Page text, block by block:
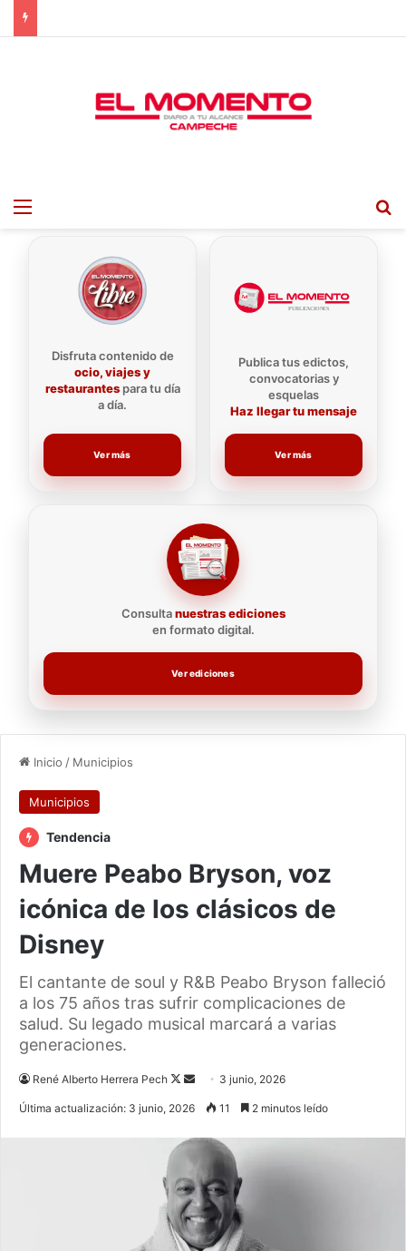
Menu
Disfruta contenido de
ocio, viajes y
restaurantespara tu día
a día.
Ver más
Consultanuestras ediciones
en formato digital.
Ver ediciones
Publica tus edictos,
convocatorias y
esquelas
Haz llegar tu mensaje
Ver más
Inicio / Municipios
Municipios
Tendencia
Muere Peabo Bryson, voz
icónica de los clásicos de
Disney
El cantante de soul y R&B Peabo Bryson falleció
a los 75 años tras sufrir complicaciones de
salud. Su legado musical marcará a varias
generaciones.
René Alberto Herrera Pech
Follow
Send 3 junio, 2026
Última actualización: 3 junio, 2026 11 2 minutos leído